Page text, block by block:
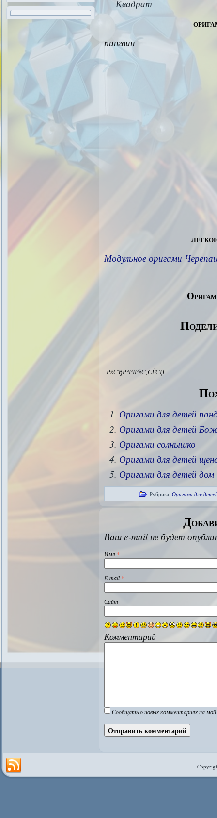
Квадрат
пингвин
Модульное оригами
РќСЂР°РІРёС‚СЃСЏ
Оригами для детей
Оригами для детей
Оригами солнышко
Оригами для детей
Оригами для детей дом
Рубрика: Оригами для
Ваш e-mail не будет
Имя *
E-mail*
Сайт
Комментарий
Сообщать о новых комментариях на мой